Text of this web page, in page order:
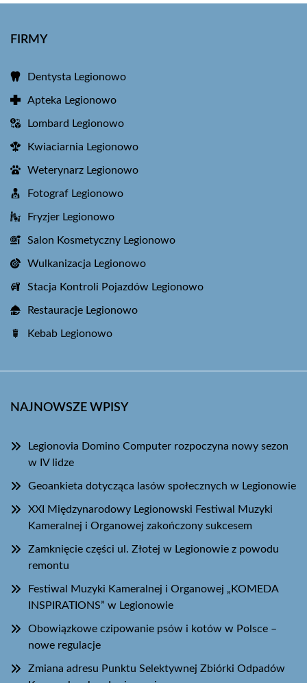
FIRMY
Dentysta Legionowo
Apteka Legionowo
Lombard Legionowo
Kwiaciarnia Legionowo
Weterynarz Legionowo
Fotograf Legionowo
Fryzjer Legionowo
Salon Kosmetyczny Legionowo
Wulkanizacja Legionowo
Stacja Kontroli Pojazdów Legionowo
Restauracje Legionowo
Kebab Legionowo
NAJNOWSZE WPISY
Legionovia Domino Computer rozpoczyna nowy sezon
w IV lidze
Geoankieta dotycząca lasów społecznych w Legionowie
XXI Międzynarodowy Legionowski Festiwal Muzyki
Kameralnej i Organowej zakończony sukcesem
Zamknięcie części ul. Złotej w Legionowie z powodu
remontu
Festiwal Muzyki Kameralnej i Organowej „KOMEDA
INSPIRATIONS” w Legionowie
Obowiązkowe czipowanie psów i kotów w Polsce –
nowe regulacje
Zmiana adresu Punktu Selektywnej Zbiórki Odpadów